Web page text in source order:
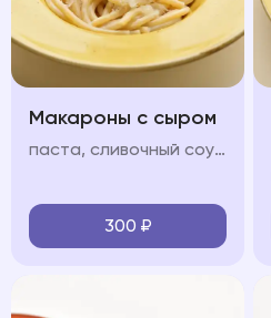
Макароны с сыром
паста, сливочный соус, пармезан
300 ₽